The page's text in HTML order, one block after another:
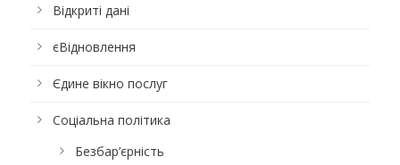
Відкриті дані
єВідновлення
Єдине вікно послуг
Соціальна політика
Безбар’єрність